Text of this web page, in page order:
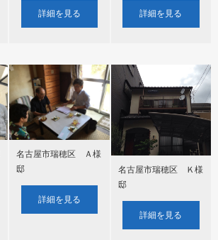
詳細を見る 詳細を見る
名古屋市瑞穂区 Ａ様
邸
詳細を見る
名古屋市瑞穂区 Ｋ様
邸
詳細を見る